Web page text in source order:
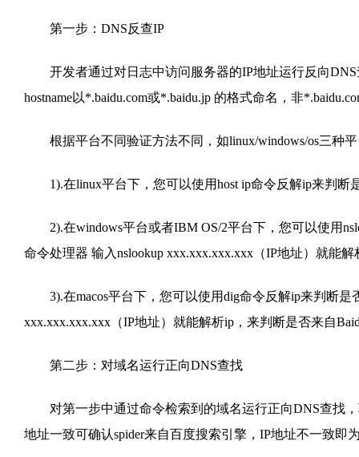
第一步：DNS反查IP
开发者通过对日志中访问服务器的IP地址运行反向DNS
hostname以*.baidu.com或*.baidu.jp 的格式命名，非
根据平台不同验证方法不同，如linux/windows/os三种
1).在linux平台下，您可以使用host ip命令反解ip来判断
2).在windows平台或者IBM OS/2平台下，您可以使用
命令处理器 输入nslookup xxx.xxx.xxx.xxx（IP地址）就能
3).在macos平台下，您可以使用dig命令反解ip来判断是
xxx.xxx.xxx.xxx（IP地址）就能解析ip，来判断是否来自
第二步：对域名运行正向DNS查找
对第一步中通过命令检索到的域名运行正向DNS查找，
地址一致可确认spider来自百度搜索引擎，IP地址不一致即